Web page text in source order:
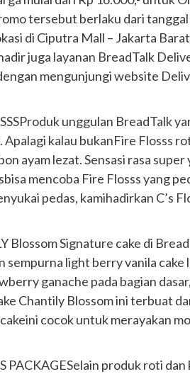
tersebut berlaku dari
di Ciputra Mall – Jakarta
juga layanan BreadTalk
mengunjungi website
unggulan BreadTalk
Apalagi kalau bukanFire Flosss
ayam lezat. Sensasi rasa
mencoba Fire Flosss yang
pedas, kamihadirkan C’s
Blossom Signature cake di
sempurna light berry vanila
ganache pada bagian
Chantily Blossom ini terbuat
cocok untuk merayakan
PACKAGESelain produk roti